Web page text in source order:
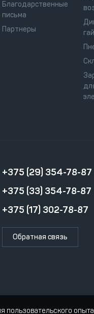
Благодарственные
письма
Партнеры
+375 (29) 354-78-87
+375 (33) 354-78-87
+375 (17) 302-78-87
Обратная связь